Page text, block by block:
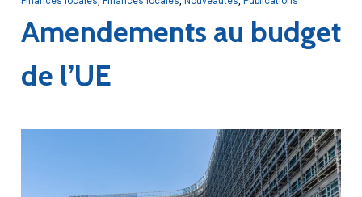
Amendements au budget
de l’UE